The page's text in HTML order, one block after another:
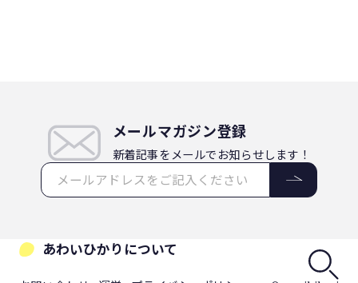
メールマガジン登録
新着記事をメールでお知らせします！
あわいひかりについて